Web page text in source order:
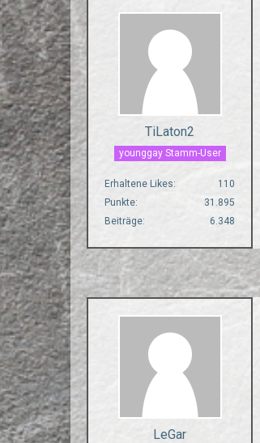
TiLaton2
younggay Stamm-User
Erhaltene Likes
110
Punkte
31.895
Beiträge
6.348
LeGar